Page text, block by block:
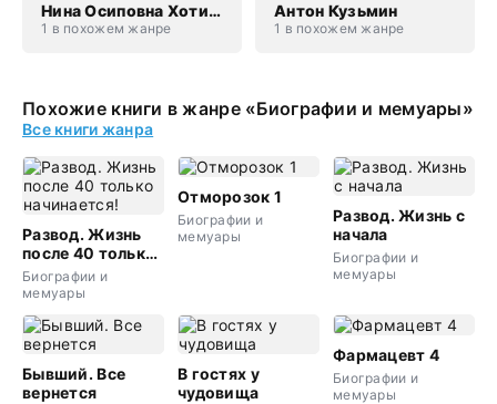
Нина Осиповна Хотинская
1 в похожем жанре
Антон Кузьмин
1 в похожем жанре
Похожие книги в жанре «Биографии и мемуары»
Все книги жанра
Развод. Жизнь
после 40 только
начинается!
Биографии и
мемуары
Отморозок 1
Биографии и
мемуары
Развод. Жизнь с
начала
Биографии и
мемуары
Бывший. Все
вернется
В гостях у
чудовища
Фармацевт 4
Биографии и
мемуары